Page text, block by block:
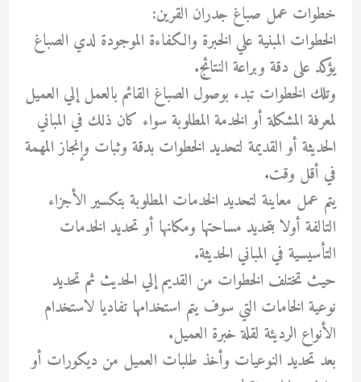
خطوات عمل صباغ جدران القرين:
الخطوات المبنية علي الخبرة والكفاءة الموجودة لدي الصباغ
يؤكد على دقة وبراعة النتائج.
وتلك الخطوات تبدء بوصول الصباغ القائم بالعمل إلي العميل
لمعرفة المشكلة أو الخدمة المطلوبة سواء كان ذلك في المباني
الحديثة أو القديمة لتحديد الخطوات بدقة وثبات وإنجاز المهمة
في أقل وقت.
يتم عمل معاينة لتحديد الخدمات المطلوبة بتكسير الأجزاء
التالفة أولا بتحديد مساحتها ومكانها أو تحديد الخدمات
التأسيسية في المباني الحديثة.
حيث تختلف الخطوات من القديم إلي الحديث ثم تحديد
نوعية الخامات التي سوف يتم استخدامها تفاديا لاستخدام
الأنواع الرديئة لقلة خبرة العميل.
بعد تحديد النوعيات وأخذ طلبات العميل من ديكورات أو